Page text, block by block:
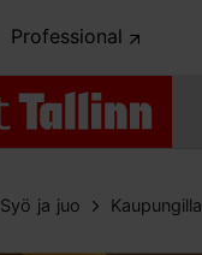
Professional
Syö ja juo Kaupungilla